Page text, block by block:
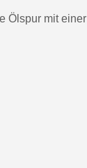
Ölspur mit einer